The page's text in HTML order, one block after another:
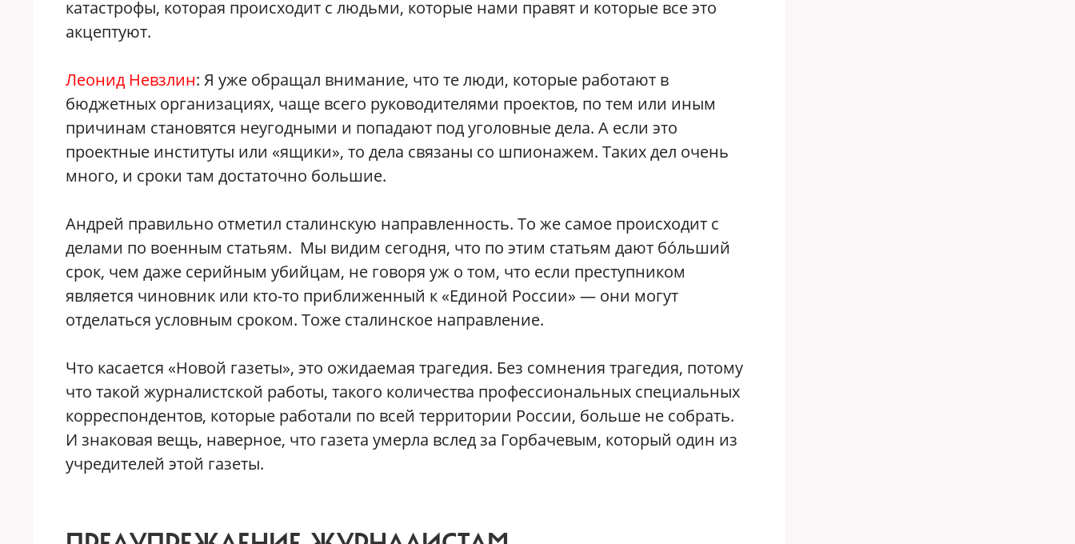
катастрофы, которая происходит с людьми, которые нами правят и которые все это
акцептуют.
Леонид Невзлин: Я уже обращал внимание, что те люди, которые работают в
бюджетных организациях, чаще всего руководителями проектов, по тем или иным
причинам становятся неугодными и попадают под уголовные дела. А если это
проектные институты или «ящики», то дела связаны со шпионажем. Таких дел очень
много, и сроки там достаточно большие.
Андрей правильно отметил сталинскую направленность. То же самое происходит с
делами по военным статьям. Мы видим сегодня, что по этим статьям дают бо́льший
срок, чем даже серийным убийцам, не говоря уж о том, что если преступником
является чиновник или кто-то приближенный к «Единой России» — они могут
отделаться условным сроком. Тоже сталинское направление.
Что касается «Новой газеты», это ожидаемая трагедия. Без сомнения трагедия, потому
что такой журналистской работы, такого количества профессиональных специальных
корреспондентов, которые работали по всей территории России, больше не собрать.
И знаковая вещь, наверное, что газета умерла вслед за Горбачевым, который один из
учредителей этой газеты.